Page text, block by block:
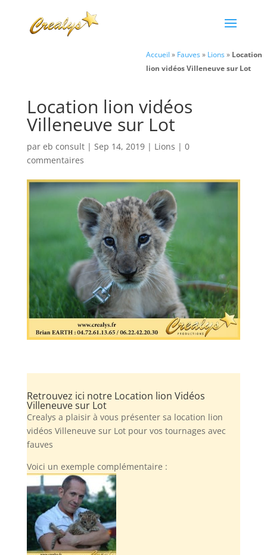
Accueil » Fauves» Lions» Location
lion vidéos Villeneuve sur Lot
Location lion vidéos
Villeneuve sur Lot
par eb consult| Sep 14, 2019| Lions | 0
commentaires
Retrouvez ici notre Location lion Vidéos
Villeneuve sur Lot
Crealys a plaisir à vous présenter sa location lion
vidéos Villeneuve sur Lot pour vos tournages avec
fauves
Voici un exemple complémentaire :